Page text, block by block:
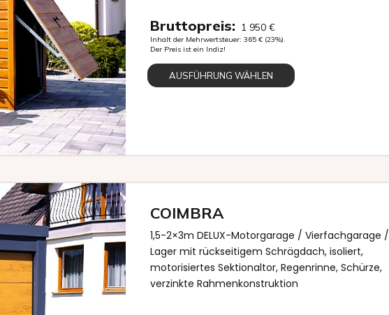
Bruttopreis: 1 950 €
Inhalt der Mehrwertsteuer: 365 € (23%).
Der Preis ist ein Indiz!
AUSFÜHRUNG WÄHLEN
COIMBRA
1,5-2×3m DELUX-Motorgarage / Vierfachgarage /
Lager mit rückseitigem Schrägdach, isoliert,
motorisiertes Sektionaltor, Regenrinne, Schürze,
verzinkte Rahmenkonstruktion